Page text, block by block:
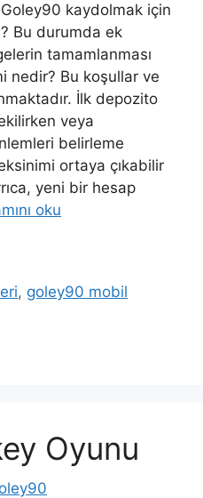
kaydolmak için
Bu durumda ek
tamamlanması
nedir? Bu koşullar ve
İlk depozito
veya
belirleme
ortaya çıkabilir
yeni bir hesap
oku
, goley90 mobil
Oyunu